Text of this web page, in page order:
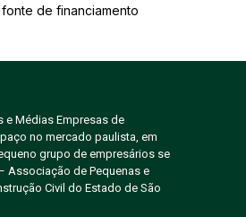
de financiamento
e Médias Empresas de
no mercado paulista, em
grupo de empresários se
Associação de Pequenas e
Civil do Estado de São